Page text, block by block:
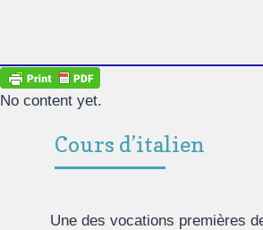
No content yet.
Cours d’italien
Une des vocations premières